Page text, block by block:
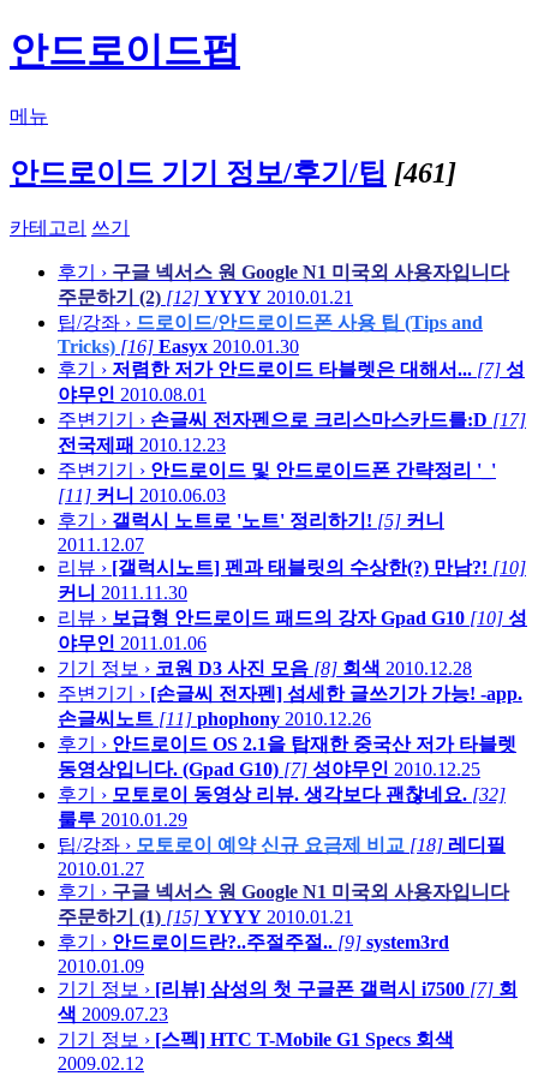
안드로이드펍
메뉴
안드로이드 기기 정보/후기/팁 [461]
카테고리 쓰기
후기 › 구글 넥서스 원 Google N1 미국외 사용자입니다
주문하기 (2) [12] YYYY 2010.01.21
팁/강좌 › 드로이드/안드로이드폰 사용 팁 (Tips and
Tricks) [16] Easyx 2010.01.30
후기 › 저렴한 저가 안드로이드 타블렛은 대해서... [7] 성
야무인 2010.08.01
주변기기 › 손글씨 전자펜으로 크리스마스카드를:D [17]
전국제패 2010.12.23
주변기기 › 안드로이드 및 안드로이드폰 간략정리 '_'
[11] 커니 2010.06.03
후기 › 갤럭시 노트로 '노트' 정리하기! [5] 커니
2011.12.07
리뷰 › [갤럭시노트] 펜과 태블릿의 수상한(?) 만남?! [10]
커니 2011.11.30
리뷰 › 보급형 안드로이드 패드의 강자 Gpad G10 [10] 성
야무인 2011.01.06
기기 정보 › 코원 D3 사진 모음 [8] 회색 2010.12.28
주변기기 › [손글씨 전자펜] 섬세한 글쓰기가 가능! -app.
손글씨노트 [11] phophony 2010.12.26
후기 › 안드로이드 OS 2.1을 탑재한 중국산 저가 타블렛
동영상입니다. (Gpad G10) [7] 성야무인 2010.12.25
후기 › 모토로이 동영상 리뷰. 생각보다 괜찮네요. [32]
룰루 2010.01.29
팁/강좌 › 모토로이 예약 신규 요금제 비교 [18] 레디필
2010.01.27
후기 › 구글 넥서스 원 Google N1 미국외 사용자입니다
주문하기 (1) [15] YYYY 2010.01.21
후기 › 안드로이드란?..주절주절.. [9] system3rd
2010.01.09
기기 정보 › [리뷰] 삼성의 첫 구글폰 갤럭시 i7500 [7] 회
색 2009.07.23
기기 정보 › [스펙] HTC T-Mobile G1 Specs 회색
2009.02.12